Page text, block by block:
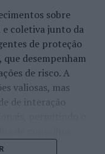
sobre
coletiva junto da
de proteção
desempenham
de risco. A
valiosas, mas
de interação